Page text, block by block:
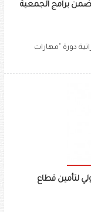
ضمن برامج الجمعية
دورة "مهارات
لتأمين قطاع